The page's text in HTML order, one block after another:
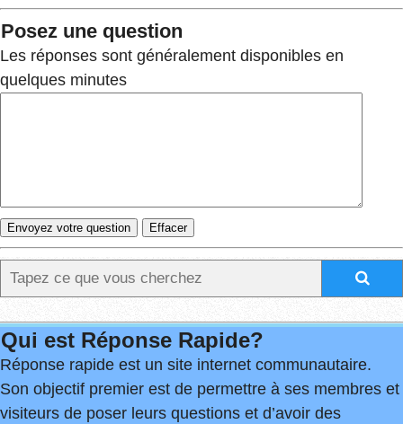
Posez une question
Les réponses sont généralement disponibles en
quelques minutes
Qui est Réponse Rapide?
Réponse rapide est un site internet communautaire.
Son objectif premier est de permettre à ses membres et
visiteurs de poser leurs questions et d’avoir des